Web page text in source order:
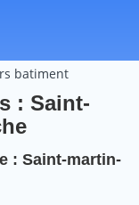
batiment
: Saint-
: Saint-martin-